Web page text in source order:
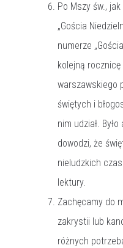
Po Mszy św.,
„Gościa
numerze
kolejną
warszawskiego
świętych i
nim udział.
dowodzi, że
nieludzkich
lektury.
Zachęcamy do
zakrystii lub
różnych